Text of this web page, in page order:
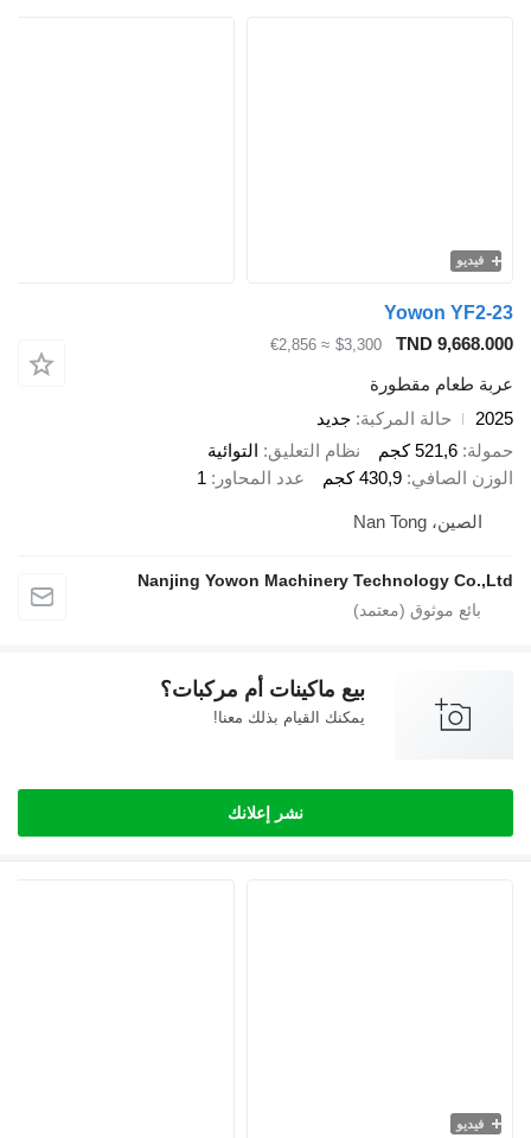
فيديو
Yowon YF2-23
TND 9,668.000
$3,300
≈ €2,856
عربة طعام مقطورة
2025
حالة المركبة جديد
حمولة 521,6 كجم نظام التعليق التوائية
الوزن الصافي 430,9 كجم عدد المحاور 1
الصين، Nan Tong
Nanjing Yowon Machinery Technology Co.,Ltd
بيع ماكينات أم مركبات؟
يمكنك القيام بذلك معنا!
نشر إعلانك
فيديو